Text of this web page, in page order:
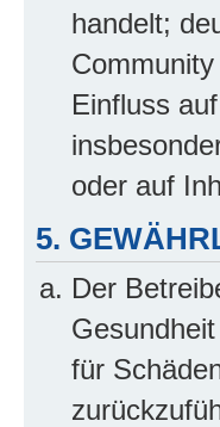
handelt;
Einfluss
oder auf
5.
Der
für